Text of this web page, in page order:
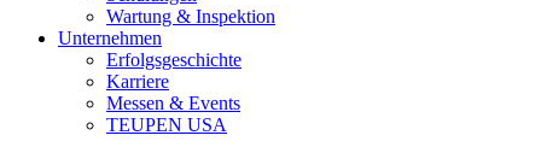
Wartung & Inspektion
Unternehmen
Erfolgsgeschichte
Karriere
Messen & Events
TEUPEN USA